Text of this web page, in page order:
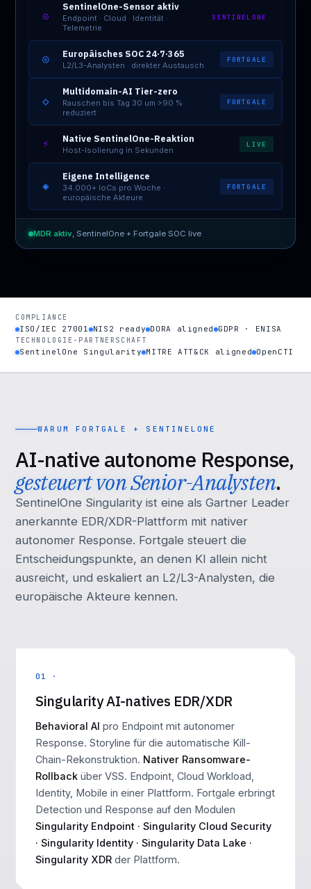
⊙
SentinelOne-Sensor aktiv
Endpoint · Cloud · Identität ·
Telemetrie
SENTINELONE
◎ Europäisches SOC 24·7·365
L2/L3-Analysten · direkter Austausch
FORTGALE
◇
Multidomain-AI Tier-zero
Rauschen bis Tag 30 um >90 %
reduziert
FORTGALE
⚡ Native SentinelOne-Reaktion
Host-Isolierung in Sekunden
LIVE
◈
Eigene Intelligence
34.000+ IoCs pro Woche ·
europäische Akteure
FORTGALE
MDR aktiv, SentinelOne + Fortgale SOC live
COMPLIANCE
ISO/IEC 27001 NIS2 ready DORA aligned GDPR · ENISA
TECHNOLOGIE-PARTNERSCHAFT
SentinelOne Singularity MITRE ATT&CK aligned OpenCTI
WARUM FORTGALE + SENTINELONE
AI-native autonome Response,
gesteuert von Senior-Analysten.
SentinelOne Singularity ist eine als Gartner Leader
anerkannte EDR/XDR-Plattform mit nativer
autonomer Response. Fortgale steuert die
Entscheidungspunkte, an denen KI allein nicht
ausreicht, und eskaliert an L2/L3-Analysten, die
europäische Akteure kennen.
01 ·
Singularity AI-natives EDR/XDR
Behavioral AI pro Endpoint mit autonomer
Response. Storyline für die automatische Kill-
Chain-Rekonstruktion. Nativer Ransomware-
Rollback über VSS. Endpoint, Cloud Workload,
Identity, Mobile in einer Plattform. Fortgale erbringt
Detection und Response auf den Modulen
Singularity Endpoint · Singularity Cloud Security
· Singularity Identity · Singularity Data Lake ·
Singularity XDR der Plattform.